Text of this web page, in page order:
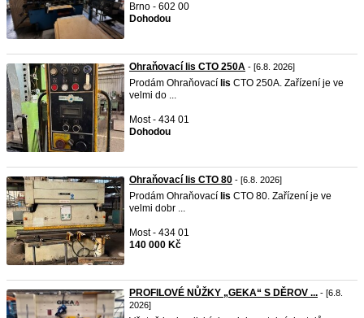
Brno - 602 00
Dohodou
Ohraňovací lis CTO 250A - [6.8. 2026]
Prodám Ohraňovací lis CTO 250A. Zařízení je ve
velmi do ...
Most - 434 01
Dohodou
Ohraňovací lis CTO 80 - [6.8. 2026]
Prodám Ohraňovací lis CTO 80. Zařízení je ve
velmi dobr ...
Most - 434 01
140 000 Kč
PROFILOVÉ NŮŽKY „GEKA“ S DĚROV ... - [6.8.
2026]